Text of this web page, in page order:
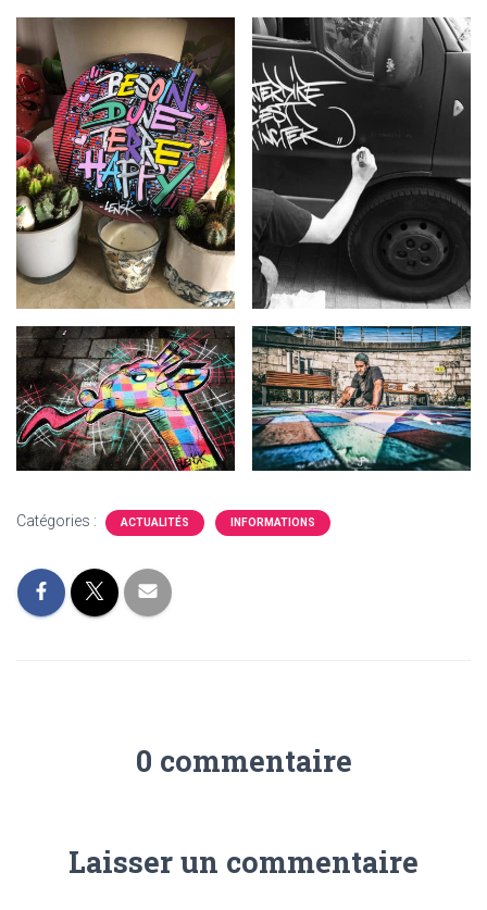
Catégories : ACTUALITÉS INFORMATIONS
0 commentaire
Laisser un commentaire